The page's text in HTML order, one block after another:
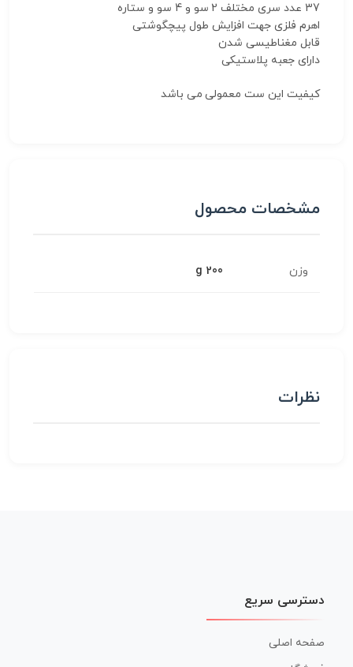
37 عدد سری مختلف 2 سو و 4 سو و ستاره
اهرم فلزی جهت افزایش طول پیچگوشتی
قابل مغناطیسی شدن
دارای جعبه پلاستیکی
کیفیت این ست معمولی می باشد
مشخصات محصول
وزن 200 g
نظرات
دسترسی سریع
صفحه اصلی